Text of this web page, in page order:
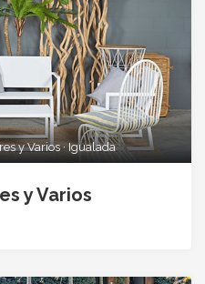
y Varios · Igualada
y Varios